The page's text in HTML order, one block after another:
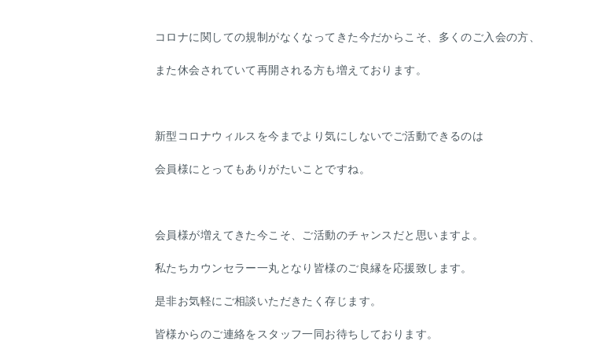
コロナに関しての規制がなくなってきた今だからこそ、多くのご入会の方、
また休会されていて再開される方も増えております。
新型コロナウィルスを今までより気にしないでご活動できるのは
会員様にとってもありがたいことですね。
会員様が増えてきた今こそ、ご活動のチャンスだと思いますよ。
私たちカウンセラー一丸となり皆様のご良縁を応援致します。
是非お気軽にご相談いただきたく存じます。
皆様からのご連絡をスタッフ一同お待ちしております。